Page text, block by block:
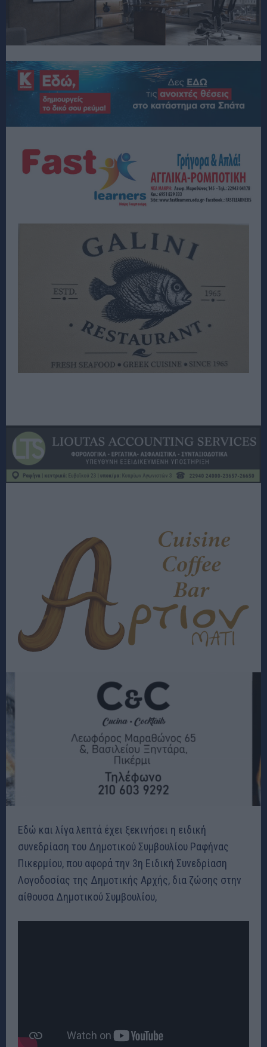
Εδώ και λίγα λεπτά έχει ξεκινήσει η ειδική
συνεδρίαση του Δημοτικού Συμβουλίου Ραφήνας
Πικερμίου, που αφορά την 3η Ειδική Συνεδρίαση
Λογοδοσίας της Δημοτικής Αρχής, δια ζώσης στην
αίθουσα Δημοτικού Συμβουλίου,